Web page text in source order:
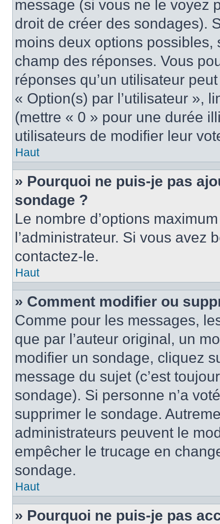
message (si vous ne le voyez
droit de créer des sondages).
moins deux options
champ des réponses. Vous
réponses qu’un utilisateur
« Option(s) par l’utilisateur »,
(mettre « 0 » pour une durée
utilisateurs de modifier leur
Haut
» Pourquoi ne puis-je pas
sondage ?
Le nombre d’options
l’administrateur. Si vous avez
contactez-le.
Haut
» Comment modifier ou
Comme pour les messages,
que par l’auteur original, un
modifier un sondage, cliquez
message du sujet (c’est
sondage). Si personne n’a
supprimer le sondage.
administrateurs peuvent le
empêcher le trucage en
sondage.
Haut
» Pourquoi ne puis-je pas